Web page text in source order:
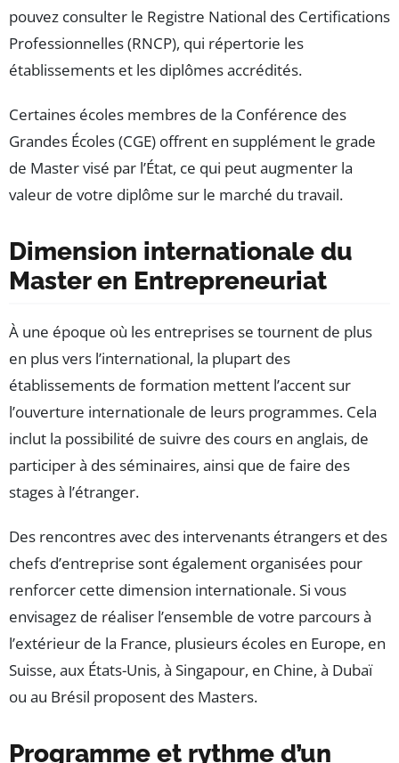
pouvez consulter le Registre National des Certifications
Professionnelles (RNCP), qui répertorie les
établissements et les diplômes accrédités.
Certaines écoles membres de la Conférence des
Grandes Écoles (CGE) offrent en supplément le grade
de Master visé par l’État, ce qui peut augmenter la
valeur de votre diplôme sur le marché du travail.
Dimension internationale du
Master en Entrepreneuriat
À une époque où les entreprises se tournent de plus
en plus vers l’international, la plupart des
établissements de formation mettent l’accent sur
l’ouverture internationale de leurs programmes. Cela
inclut la possibilité de suivre des cours en anglais, de
participer à des séminaires, ainsi que de faire des
stages à l’étranger.
Des rencontres avec des intervenants étrangers et des
chefs d’entreprise sont également organisées pour
renforcer cette dimension internationale. Si vous
envisagez de réaliser l’ensemble de votre parcours à
l’extérieur de la France, plusieurs écoles en Europe, en
Suisse, aux États-Unis, à Singapour, en Chine, à Dubaï
ou au Brésil proposent des Masters.
Programme et rythme d’un